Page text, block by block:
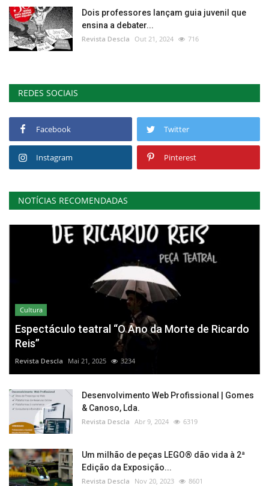
Dois professores lançam guia juvenil que
ensina a debater...
Revista Descla Out 21, 2024 716
REDES SOCIAIS
Facebook Twitter
Instagram Pinterest
NOTÍCIAS RECOMENDADAS
Cultura
Espectáculo teatral “O Ano da Morte de Ricardo
Reis”
Revista Descla Mai 21, 2025 3234
Desenvolvimento Web Profissional | Gomes
& Canoso, Lda.
Revista Descla Abr 9, 2024 6319
Um milhão de peças LEGO® dão vida à 2ª
Edição da Exposição...
Revista Descla Nov 20, 2023 8601